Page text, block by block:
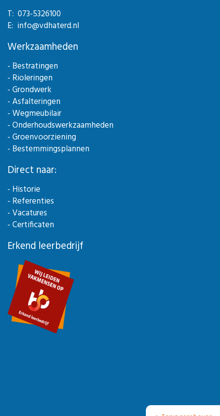
T: 073-5326100
E: info@vdhaterd.nl
Werkzaamheden
- Bestratingen
- Rioleringen
- Grondwerk
- Asfalteringen
- Wegmeubilair
- Onderhoudswerkzaamheden
- Groenvoorziening
- Bestemmingsplannen
Direct naar:
- Historie
- Referenties
- Vacatures
- Certificaten
Erkend leerbedrijf